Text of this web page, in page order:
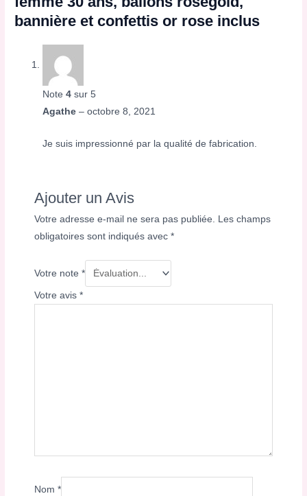
bannière et confettis or rose inclus
Note4 sur 5
Agathe– octobre 8, 2021
Je suis impressionné par la qualité de fabrication.
Ajouter un Avis
Votre adresse e-mail ne sera pas publiée. Les champs
obligatoires sont indiqués avec*
Votre note*
Votre avis*
Nom*